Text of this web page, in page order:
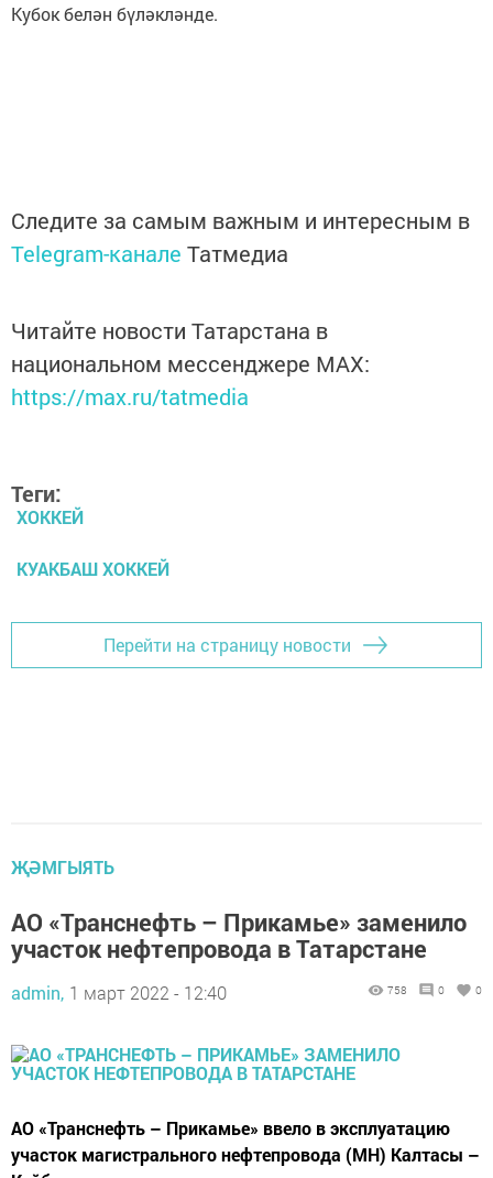
Кубок белән бүләкләнде.
Следите за самым важным и интересным в
Telegram-канале Татмедиа
Читайте новости Татарстана в
национальном мессенджере MАХ:
https://max.ru/tatmedia
Теги:
ХОККЕЙ
КУАКБАШ ХОККЕЙ
Перейти на страницу новости
ҖӘМГЫЯТЬ
АО «Транснефть – Прикамье» заменило
участок нефтепровода в Татарстане
admin, 1 март 2022 - 12:40 758 0 0
АО «Транснефть – Прикамье» ввело в эксплуатацию
участок магистрального нефтепровода (МН) Калтасы –